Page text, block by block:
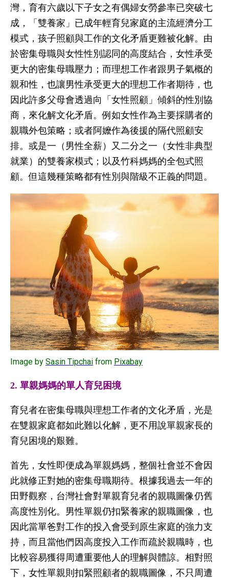
灣，育有六歲以下子女之有偶婦女勞參率已突破七
成，「雙養家」已成年輕育兒家庭的主流經濟分工
模式，孩子照顧與工作的文化矛盾更難被化解。由
於密集母職與女性性別認同的高度結合，女性承受
更大的密集母職壓力；而理想工作者跟男子氣概的
親和性，也讓男性承受更大的理想工作者期待，也
因此許多父母會透過向「女性照顧」傾斜的性別協
商，來化解文化矛盾。例如女性作為主要採購者的
親職外包策略；或者阿嬤作為後援的隔代照顧安
排。或是一（男性全薪）又二分之一（女性非典型
就業）的雙養家模式；以及竹科媽媽的全包式照
顧。但這幾種策略都有性別與階級不正義的問題。
Image by Sasin Tipchai from Pixabay
2. 單親媽媽的單人育兒困境
育兒者在密集母職與理想工作者的文化矛盾，光是
在雙親家庭都如此難以化解，更不用說單親家長的
育兒困境的艱難。
首先，女性即便成為單親媽媽，整個社會並不會因
此就修正對她的密集母職期待。根據我過去一年的
田野觀察，台灣社會對單親育兒者的親職圖像仍舊
高度性別化。男性單親仍扣緊養家的親職圖像，也
因此當單爸對工作的投入會受到原生家庭的強力支
持，而且當他們因高度投入工作而疏於親職時，也
比較容易獲得周遭重要他人的理解與體諒。相對照
下，女性單親則扣緊照顧者的親職圖像，不只周遭